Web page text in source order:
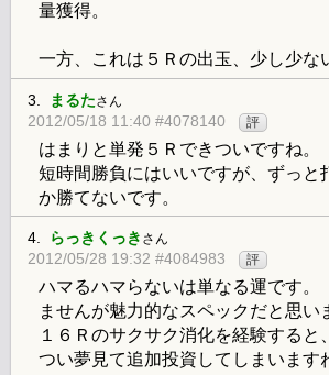
量獲得。
一方、これは５Ｒの出玉、少し少な
3. まるたさん
2012/05/18 11:40 #4078140 評
はまりと単発５Ｒできついですね。
短時間勝負にはいいですが、ずっと
か勝てないです。
4. らっきくっき さん
2012/05/28 19:32 #4084983 評
ハマるハマらないは単なる運です。
ませんが魅力的なスペックだと思い
１６Ｒのサクサク消化を経験すると
つい夢見て追加投資してしまいます